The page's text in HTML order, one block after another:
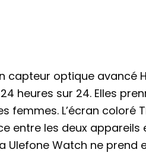
capteur optique avancé
heures sur 24. Elles
L’écran coloré
entre les deux appareils
Ulefone Watch ne prend